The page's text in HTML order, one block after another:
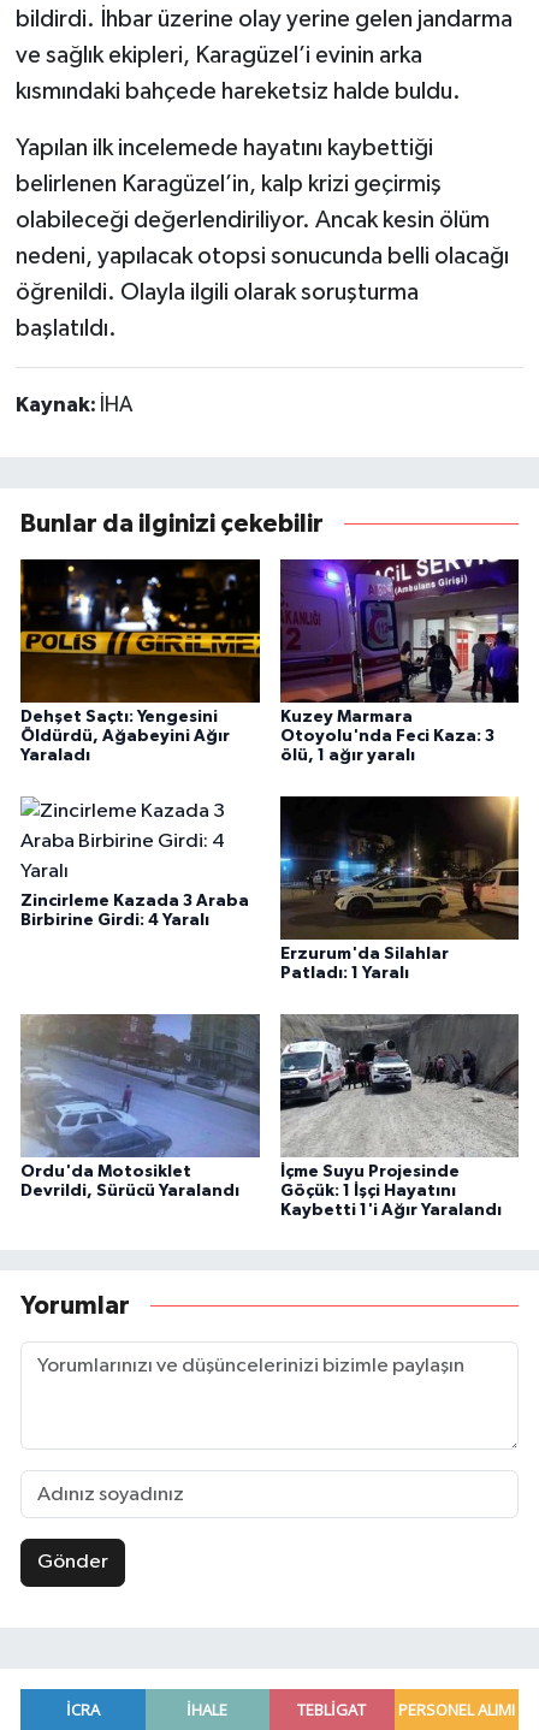
bildirdi. İhbar üzerine olay yerine gelen jandarma
ve sağlık ekipleri, Karagüzel’i evinin arka
kısmındaki bahçede hareketsiz halde buldu.
Yapılan ilk incelemede hayatını kaybettiği
belirlenen Karagüzel’in, kalp krizi geçirmiş
olabileceği değerlendiriliyor. Ancak kesin ölüm
nedeni, yapılacak otopsi sonucunda belli olacağı
öğrenildi. Olayla ilgili olarak soruşturma
başlatıldı.
Kaynak: İHA
Bunlar da ilginizi çekebilir
Dehşet Saçtı: Yengesini
Öldürdü, Ağabeyini Ağır
Yaraladı
Kuzey Marmara
Otoyolu'nda Feci Kaza: 3
ölü, 1 ağır yaralı
Zincirleme Kazada 3 Araba
Birbirine Girdi: 4 Yaralı
Erzurum'da Silahlar
Patladı: 1 Yaralı
Ordu'da Motosiklet
Devrildi, Sürücü Yaralandı
İçme Suyu Projesinde
Göçük: 1 İşçi Hayatını
Kaybetti 1'i Ağır Yaralandı
Yorumlar
Gönder